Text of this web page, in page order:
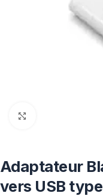
Adaptateur
vers USB